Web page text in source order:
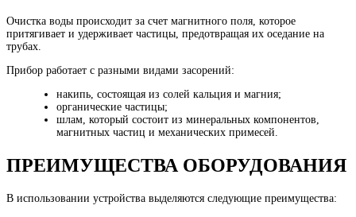
Очистка воды происходит за счет магнитного поля, которое
притягивает и удерживает частицы, предотвращая их оседание на
трубах.
Прибор работает с разными видами засорений:
накипь, состоящая из солей кальция и магния;
органические частицы;
шлам, который состоит из минеральных компонентов,
магнитных частиц и механических примесей.
ПРЕИМУЩЕСТВА ОБОРУДОВАНИЯ
В использовании устройства выделяются следующие преимущества: